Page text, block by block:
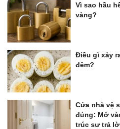
Vì sao hầu
vàng?
Điều gì xảy
đêm?
Cửa nhà vệ
đúng: Mở
trúc sư trả